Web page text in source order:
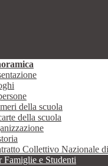
della scuola
della scuola
Collettivo Nazionale
Famiglie e Studenti